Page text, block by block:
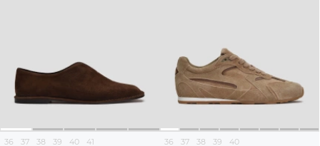
36 37 38 39 40 41 36 37 38 39 40